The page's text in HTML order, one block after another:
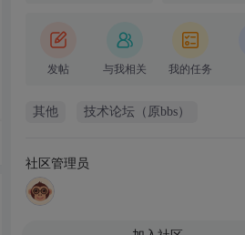
发帖 与我相关 我的任务
其他 技术论坛（原bbs）
社区管理员